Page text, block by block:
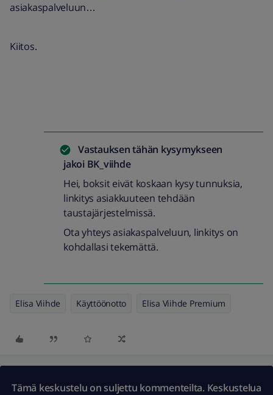
asiakaspalveluun…
Kiitos.
Vastauksen tähän kysymykseen
jakoi BK_viihde
Hei, boksit eivät koskaan kysy tunnuksia,
linkitys asiakkuuteen tehdään
taustajärjestelmissä.
Ota yhteys asiakaspalveluun, linkitys on
kohdallasi tekemättä.
Elisa Viihde Käyttöönotto Elisa Viihde Premium
Tämä keskustelu on suljettu kommenteilta. Keskustelua